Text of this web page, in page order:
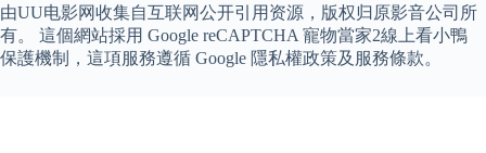
由UU电影网收集自互联网公开引用资源，版权归原影音公司所
有。 這個網站採用 Google reCAPTCHA 寵物當家2線上看小鴨
保護機制，這項服務遵循 Google 隱私權政策及服務條款。